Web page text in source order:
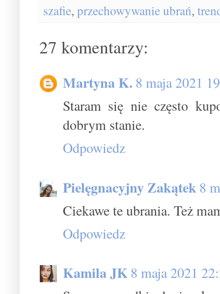
szafie, przechowywanie ubrań,
27 komentarzy:
Martyna K. 8 maja 2021
Staram się nie często
dobrym stanie.
Odpowiedz
Pielęgnacyjny Zakątek 8
Ciekawe te ubrania. Też
Odpowiedz
Kamila JK8 maja 2021